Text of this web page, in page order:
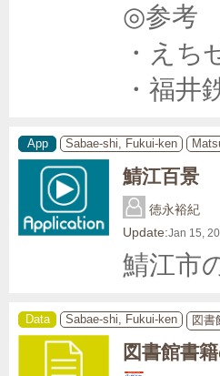
◎参考
・えち
・福井
App Sabae-shi, Fukui-ken
鯖江百景
徳永裕紀
Update:Jan 15,
鯖江市
Data Sabae-shi, Fukui-ken 図書
図書館書